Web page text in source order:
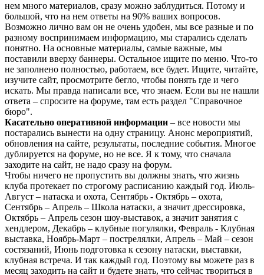
нем много материалов, сразу можно заблудиться. Потому и
большой, что на нем ответы на 90% ваших вопросов.
Возможно лично вам он не очень удобен, мы все разные и по
разному воспринимаем информацию, мы старались сделать
понятно. На основные материалы, самые важные, мы
поставили вверху баннеры. Остальное ищите по меню. Что-то
не заполнено полностью, работаем, все будет. Ищите, читайте,
изучите сайт, просмотрите бегло, чтобы понять где и чего
искать. Мы правда написали все, что знаем. Если вы не нашли
ответа – спросите на форуме, там есть раздел "Справочное
бюро".
Касательно оперативной информации – все новости мы
постарались вынести на одну страницу. Анонс мероприятий,
обновления на сайте, результаты, последние события. Многое
дублируется на форуме, но не все. Я к тому, что сначала
заходите на сайт, не надо сразу на форум.
Чтобы ничего не пропустить вы должны знать, что жизнь
клуба протекает по строгому расписанию каждый год. Июль-
Август – натаска и охота, Сентябрь - Октябрь – охота,
Сентябрь – Апрель – Школа натаски, а значит дрессировка,
Октябрь – Апрель сезон шоу-выставок, а значит занятия с
хендлером, Декабрь – клубные погулялки, Февраль - Клубная
выставка, Ноябрь-Март – пострелялки, Апрель – Май – сезон
состязаний, Июнь подготовка к сезону натаски, выставки,
клубная встреча. И так каждый год. Поэтому вы можете раз в
месяц заходить на сайт и будете знать, что сейчас твориться в